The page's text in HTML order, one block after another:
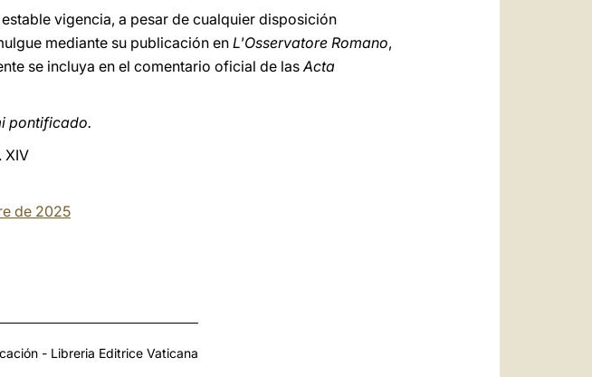
vigencia, a pesar de cualquier disposición
mediante su publicación en L'Osservatore Romano,
se incluya en el comentario oficial de lasActa
pontificado.
XIV
de 2025
- Libreria Editrice Vaticana